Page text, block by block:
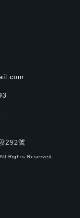
292號
Rights Reserved